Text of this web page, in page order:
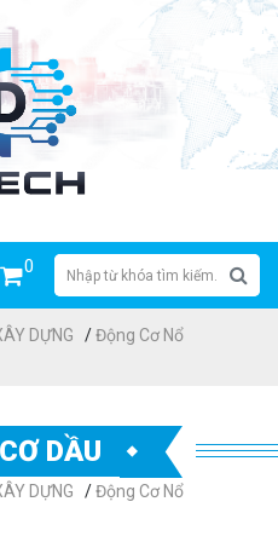
0
DỰNG /Động Cơ Nổ
DẦU
DỰNG /Động Cơ Nổ